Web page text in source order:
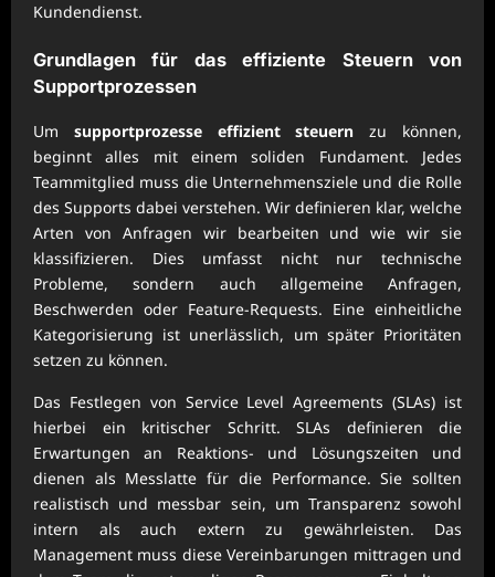
Kundendienst.
Grundlagen für das effiziente Steuern von
Supportprozessen
Um supportprozesse effizient steuern zu können,
beginnt alles mit einem soliden Fundament. Jedes
Teammitglied muss die Unternehmensziele und die Rolle
des Supports dabei verstehen. Wir definieren klar, welche
Arten von Anfragen wir bearbeiten und wie wir sie
klassifizieren. Dies umfasst nicht nur technische
Probleme, sondern auch allgemeine Anfragen,
Beschwerden oder Feature-Requests. Eine einheitliche
Kategorisierung ist unerlässlich, um später Prioritäten
setzen zu können.
Das Festlegen von Service Level Agreements (SLAs) ist
hierbei ein kritischer Schritt. SLAs definieren die
Erwartungen an Reaktions- und Lösungszeiten und
dienen als Messlatte für die Performance. Sie sollten
realistisch und messbar sein, um Transparenz sowohl
intern als auch extern zu gewährleisten. Das
Management muss diese Vereinbarungen mittragen und